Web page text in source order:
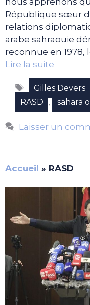
République sœur
relations
arabe sahraouie
reconnue en 1978,
Lire la suite
Étiquettes
Gilles Devers
RASD , sahara
Laisser un
Accueil » RASD